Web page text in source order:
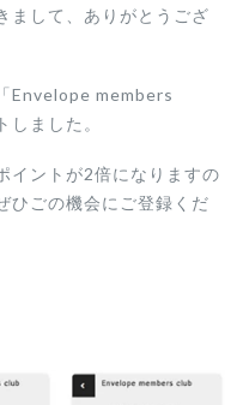
まして、ありがとうござ
Envelope members
ました。
イントが2倍になりますの
ひごの機会にご登録くだ